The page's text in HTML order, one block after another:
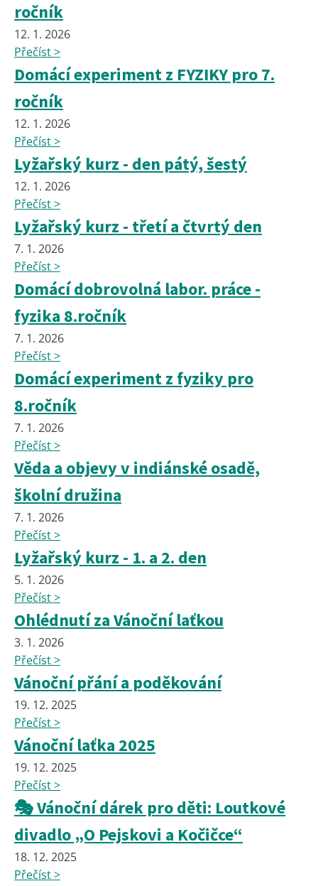
ročník
12. 1. 2026
Přečíst >
Domácí experiment z FYZIKY pro 7.
ročník
12. 1. 2026
Přečíst >
Lyžařský kurz - den pátý, šestý
12. 1. 2026
Přečíst >
Lyžařský kurz - třetí a čtvrtý den
7. 1. 2026
Přečíst >
Domácí dobrovolná labor. práce -
fyzika 8.ročník
7. 1. 2026
Přečíst >
Domácí experiment z fyziky pro
8.ročník
7. 1. 2026
Přečíst >
Věda a objevy v indiánské osadě,
školní družina
7. 1. 2026
Přečíst >
Lyžařský kurz - 1. a 2. den
5. 1. 2026
Přečíst >
Ohlédnutí za Vánoční laťkou
3. 1. 2026
Přečíst >
Vánoční přání a poděkování
19. 12. 2025
Přečíst >
Vánoční laťka 2025
19. 12. 2025
Přečíst >
🎭 Vánoční dárek pro děti: Loutkové
divadlo „O Pejskovi a Kočičce“
18. 12. 2025
Přečíst >